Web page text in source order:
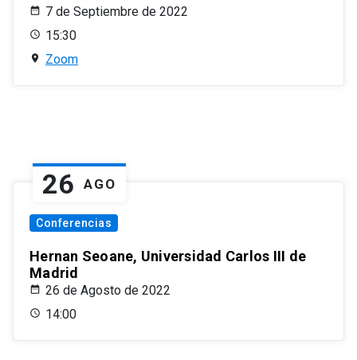
7 de Septiembre de 2022
15:30
Zoom
26 AGO
Conferencias
Hernan Seoane, Universidad Carlos III de
Madrid
26 de Agosto de 2022
14:00